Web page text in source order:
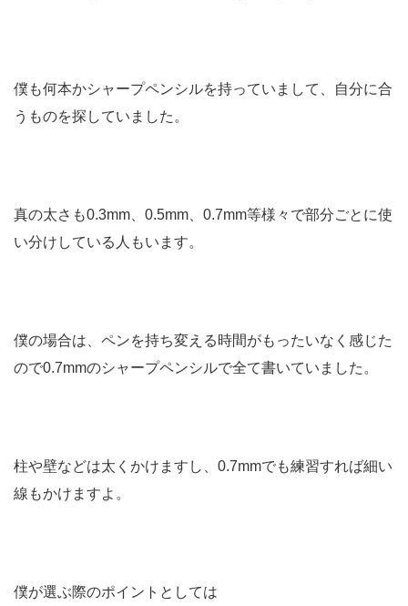
僕も何本かシャープペンシルを持っていまして、自分に合
うものを探していました。
真の太さも0.3mm、0.5mm、0.7mm等様々で部分ごとに使
い分けしている人もいます。
僕の場合は、ペンを持ち変える時間がもったいなく感じた
ので0.7mmのシャープペンシルで全て書いていました。
柱や壁などは太くかけますし、0.7mmでも練習すれば細い
線もかけますよ。
僕が選ぶ際のポイントとしては